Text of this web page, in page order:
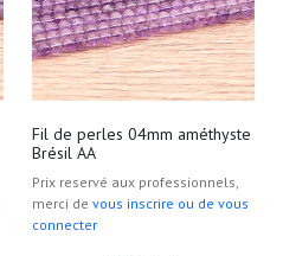
Fil de perles 04mm améthyste
Brésil AA
Prix reservé aux professionnels,
merci de vous inscrire ou de vous
connecter